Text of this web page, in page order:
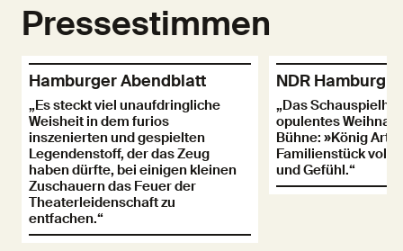
Pressestimmen
Hamburger Abendblatt
„Es steckt viel unaufdringliche
Weisheit in dem furios
inszenierten und gespielten
Legendenstoff, der das Zeug
haben dürfte, bei einigen kleinen
Zuschauern das Feuer der
Theaterleidenschaft zu
entfachen.“
NDR Hamburg
„Das
opulentes
Bühne: »König
Familienstück
und Gefühl.“